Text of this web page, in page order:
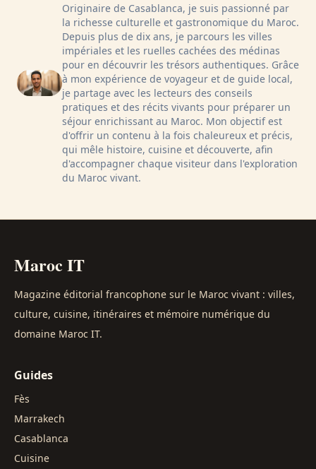
Originaire de Casablanca, je suis passionné par
la richesse culturelle et gastronomique du Maroc.
Depuis plus de dix ans, je parcours les villes
impériales et les ruelles cachées des médinas
pour en découvrir les trésors authentiques. Grâce
à mon expérience de voyageur et de guide local,
je partage avec les lecteurs des conseils
pratiques et des récits vivants pour préparer un
séjour enrichissant au Maroc. Mon objectif est
d'offrir un contenu à la fois chaleureux et précis,
qui mêle histoire, cuisine et découverte, afin
d'accompagner chaque visiteur dans l'exploration
du Maroc vivant.
Maroc IT
Magazine éditorial francophone sur le Maroc vivant : villes,
culture, cuisine, itinéraires et mémoire numérique du
domaine Maroc IT.
Guides
Fès
Marrakech
Casablanca
Cuisine